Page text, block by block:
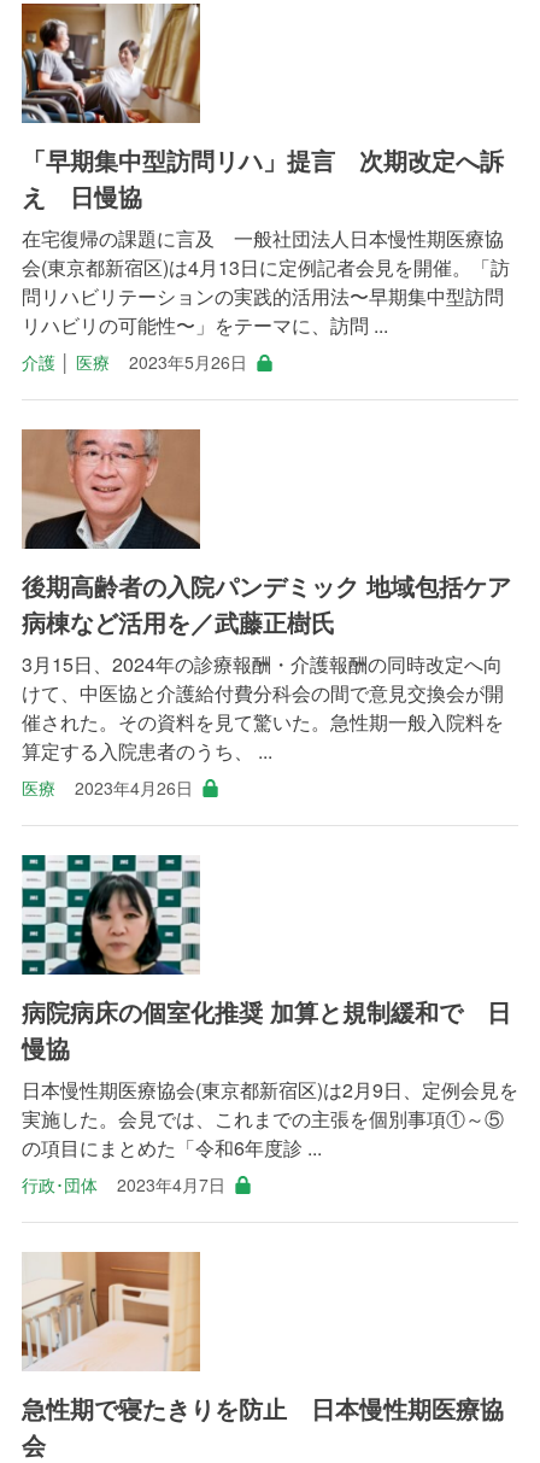
「早期集中型訪問リハ」提言 次期改定へ訴
え 日慢協
在宅復帰の課題に言及 一般社団法人日本慢性期医療協
会(東京都新宿区)は4月13日に定例記者会見を開催。「訪
問リハビリテーションの実践的活用法〜早期集中型訪問
リハビリの可能性〜」をテーマに、訪問 ...
介護│ 医療 2023年5月26日
後期高齢者の入院パンデミック 地域包括ケア
病棟など活用を／武藤正樹氏
3月15日、2024年の診療報酬・介護報酬の同時改定へ向
けて、中医協と介護給付費分科会の間で意見交換会が開
催された。その資料を見て驚いた。急性期一般入院料を
算定する入院患者のうち、 ...
医療 2023年4月26日
病院病床の個室化推奨 加算と規制緩和で 日
慢協
日本慢性期医療協会(東京都新宿区)は2月9日、定例会見を
実施した。会見では、これまでの主張を個別事項①～⑤
の項目にまとめた「令和6年度診 ...
行政･団体 2023年4月7日
急性期で寝たきりを防止 日本慢性期医療協
会